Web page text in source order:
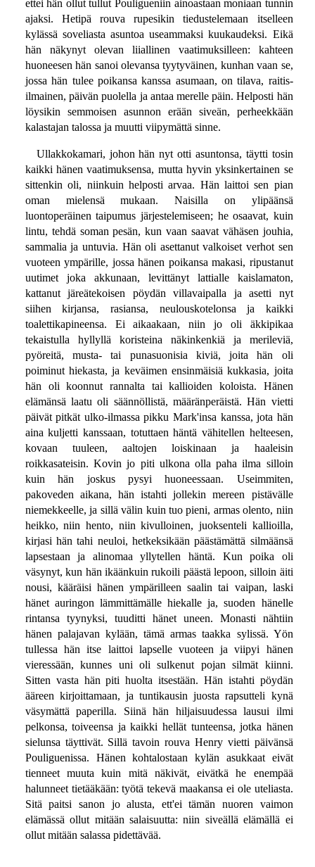
ettei hän ollut tullut Pouligueniin ainoastaan moniaan tunnin
ajaksi. Hetipä rouva rupesikin tiedustelemaan itselleen
kylässä soveliasta asuntoa useammaksi kuukaudeksi. Eikä
hän näkynyt olevan liiallinen vaatimuksilleen: kahteen
huoneesen hän sanoi olevansa tyytyväinen, kunhan vaan se,
jossa hän tulee poikansa kanssa asumaan, on tilava, raitis-
ilmainen, päivän puolella ja antaa merelle päin. Helposti hän
löysikin semmoisen asunnon erään siveän, perheekkään
kalastajan talossa ja muutti viipymättä sinne.
Ullakkokamari, johon hän nyt otti asuntonsa, täytti tosin
kaikki hänen vaatimuksensa, mutta hyvin yksinkertainen se
sittenkin oli, niinkuin helposti arvaa. Hän laittoi sen pian
oman mielensä mukaan. Naisilla on ylipäänsä
luontoperäinen taipumus järjestelemiseen; he osaavat, kuin
lintu, tehdä soman pesän, kun vaan saavat vähäsen jouhia,
sammalia ja untuvia. Hän oli asettanut valkoiset verhot sen
vuoteen ympärille, jossa hänen poikansa makasi, ripustanut
uutimet joka akkunaan, levittänyt lattialle kaislamaton,
kattanut järeätekoisen pöydän villavaipalla ja asetti nyt
siihen kirjansa, rasiansa, neulouskotelonsa ja kaikki
toalettikapineensa. Ei aikaakaan, niin jo oli äkkipikaa
tekaistulla hyllyllä koristeina näkinkenkiä ja merileviä,
pyöreitä, musta- tai punasuonisia kiviä, joita hän oli
poiminut hiekasta, ja keväimen ensinmäisiä kukkasia, joita
hän oli koonnut rannalta tai kallioiden koloista. Hänen
elämänsä laatu oli säännöllistä, määränperäistä. Hän vietti
päivät pitkät ulko-ilmassa pikku Mark'insa kanssa, jota hän
aina kuljetti kanssaan, totuttaen häntä vähitellen helteesen,
kovaan tuuleen, aaltojen loiskinaan ja haaleisin
roikkasateisin. Kovin jo piti ulkona olla paha ilma silloin
kuin hän joskus pysyi huoneessaan. Useimmiten,
pakoveden aikana, hän istahti jollekin mereen pistävälle
niemekkeelle, ja sillä välin kuin tuo pieni, armas olento, niin
heikko, niin hento, niin kivulloinen, juoksenteli kallioilla,
kirjasi hän tahi neuloi, hetkeksikään päästämättä silmäänsä
lapsestaan ja alinomaa yllytellen häntä. Kun poika oli
väsynyt, kun hän ikäänkuin rukoili päästä lepoon, silloin äiti
nousi, kääräisi hänen ympärilleen saalin tai vaipan, laski
hänet auringon lämmittämälle hiekalle ja, suoden hänelle
rintansa tyynyksi, tuuditti hänet uneen. Monasti nähtiin
hänen palajavan kylään, tämä armas taakka sylissä. Yön
tullessa hän itse laittoi lapselle vuoteen ja viipyi hänen
vieressään, kunnes uni oli sulkenut pojan silmät kiinni.
Sitten vasta hän piti huolta itsestään. Hän istahti pöydän
ääreen kirjoittamaan, ja tuntikausin juosta rapsutteli kynä
väsymättä paperilla. Siinä hän hiljaisuudessa lausui ilmi
pelkonsa, toiveensa ja kaikki hellät tunteensa, jotka hänen
sielunsa täyttivät. Sillä tavoin rouva Henry vietti päivänsä
Pouliguenissa. Hänen kohtalostaan kylän asukkaat eivät
tienneet muuta kuin mitä näkivät, eivätkä he enempää
halunneet tietääkään: työtä tekevä maakansa ei ole uteliasta.
Sitä paitsi sanon jo alusta, ett'ei tämän nuoren vaimon
elämässä ollut mitään salaisuutta: niin siveällä elämällä ei
ollut mitään salassa pidettävää.